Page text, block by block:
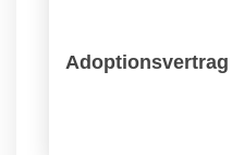
Adoptionsvertrag